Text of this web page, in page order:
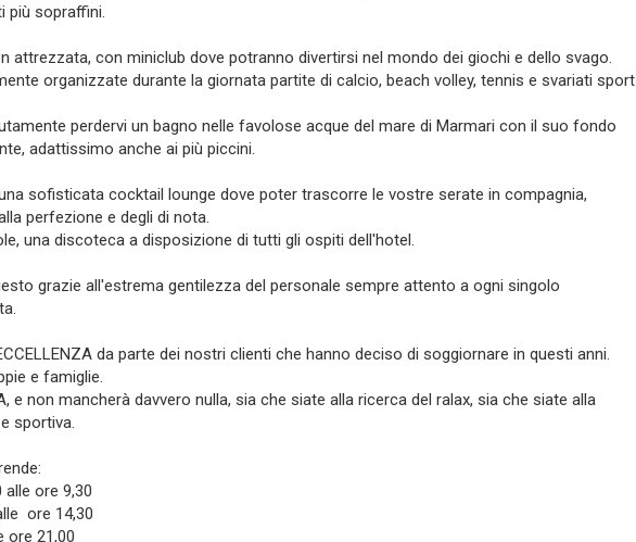
più sopraffini.
attrezzata, con miniclub dove potranno divertirsi nel mondo dei giochi e dello svago.
organizzate durante la giornata partite di calcio, beach volley, tennis e svariati sport
perdervi un bagno nelle favolose acque del mare di Marmari con il suo fondo
adattissimo anche ai più piccini.
sofisticata cocktail lounge dove poter trascorre le vostre serate in compagnia,
perfezione e degli di nota.
una discoteca a disposizione di tutti gli ospiti dell'hotel.
grazie all'estrema gentilezza del personale sempre attento a ogni singolo
da parte dei nostri clienti che hanno deciso di soggiornare in questi anni.
e famiglie.
e non mancherà davvero nulla, sia che siate alla ricerca del ralax, sia che siate alla
sportiva.
ore 9,30
ore 14,30
ore 21,00